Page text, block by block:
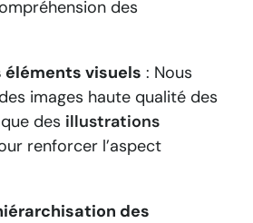
des
visuels : Nous
images haute qualité des
des illustrations
renforcer l’aspect
des